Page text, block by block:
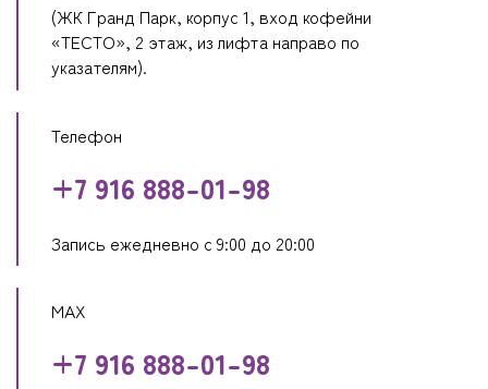
(ЖК Гранд Парк, корпус 1, вход кофейни
«ТЕСТО», 2 этаж, из лифта направо по
указателям).
Телефон
+7 916 888-01-98
Запись ежедневно с 9:00 до 20:00
MAX
+7 916 888-01-98